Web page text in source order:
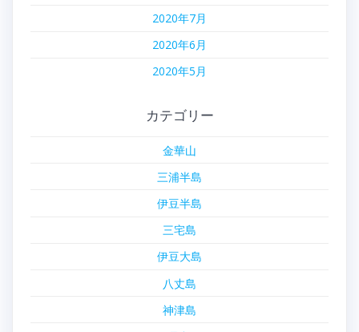
2020年7月
2020年6月
2020年5月
カテゴリー
金華山
三浦半島
伊豆半島
三宅島
伊豆大島
八丈島
神津島